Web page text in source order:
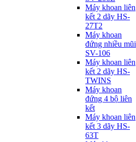
Máy khoan liên
kết 2 dãy HS-
27T2
Máy khoan
đứng nhiều mũi
SV-106
Máy khoan liên
kết 2 dãy HS-
TWINS
Máy khoan
đứng 4 bộ liên
kết
Máy khoan liên
kết 3 dãy HS-
63T